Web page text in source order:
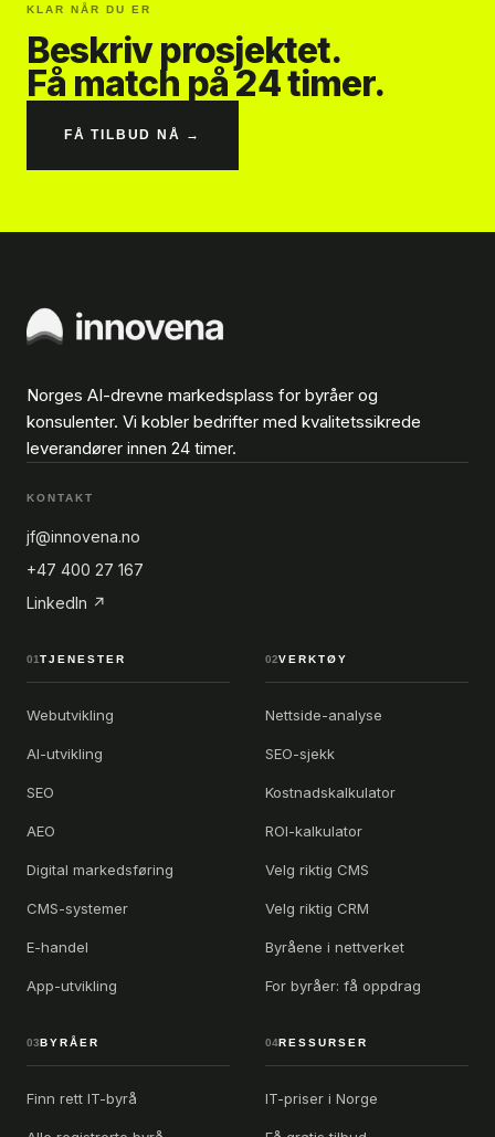
KLAR NÅR DU ER
Beskriv prosjektet.
Få match på 24 timer.
FÅ TILBUD NÅ →
Norges AI-drevne markedsplass for byråer og
konsulenter. Vi kobler bedrifter med kvalitetssikrede
leverandører innen 24 timer.
KONTAKT
jf@innovena.no
+47 400 27 167
LinkedIn ↗
01TJENESTER
Webutvikling
AI-utvikling
SEO
AEO
Digital markedsføring
CMS-systemer
E-handel
App-utvikling
02VERKTØY
Nettside-analyse
SEO-sjekk
Kostnadskalkulator
ROI-kalkulator
Velg riktig CMS
Velg riktig CRM
Byråene i nettverket
For byråer: få oppdrag
03 BYRÅER
Finn rett IT-byrå
04RESSURSER
IT-priser i Norge